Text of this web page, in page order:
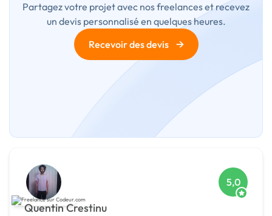
Partagez votre projet avec nos freelances et recevez
un devis personnalisé en quelques heures.
Recevoir des devis
→
Quentin Crestinu
5,0